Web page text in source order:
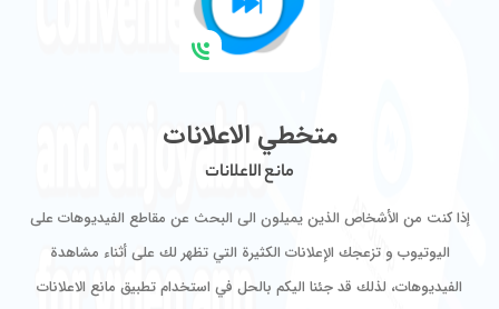
متخطي الاعلانات
مانع الاعلانات
إذا كنت من الأشخاص الذين يميلون الى البحث عن مقاطع الفيديوهات على
اليوتيوب و تزعجك الإعلانات الكثيرة التي تظهر لك على أثناء مشاهدة
الفيديوهات، لذلك قد جئنا اليكم بالحل في استخدام تطبيق مانع الاعلانات